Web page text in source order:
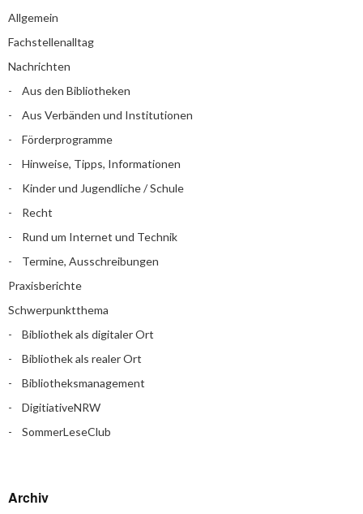
Allgemein
Fachstellenalltag
Nachrichten
Aus den Bibliotheken
Aus Verbänden und Institutionen
Förderprogramme
Hinweise, Tipps, Informationen
Kinder und Jugendliche / Schule
Recht
Rund um Internet und Technik
Termine, Ausschreibungen
Praxisberichte
Schwerpunktthema
Bibliothek als digitaler Ort
Bibliothek als realer Ort
Bibliotheksmanagement
DigitiativeNRW
SommerLeseClub
Archiv